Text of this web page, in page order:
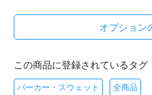
オプション
この商品に登録されているタグ
パーカー・スウェット 全商品